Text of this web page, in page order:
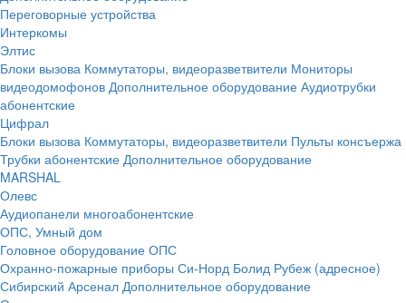
Переговорные устройства
Интеркомы
Элтис
Блоки вызова Коммутаторы, видеоразветвители Мониторы
видеодомофонов Дополнительное оборудование Аудиотрубки
абонентские
Цифрал
Блоки вызова Коммутаторы, видеоразветвители Пульты консъержа
Трубки абонентские Дополнительное оборудование
MARSHAL
Олевс
Аудиопанели многоабонентские
ОПС, Умный дом
Головное оборудование ОПС
Охранно-пожарные приборы Си-Норд Болид Рубеж (адресное)
Сибирский Арсенал Дополнительное оборудование